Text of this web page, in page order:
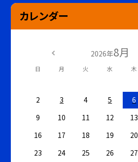
カレンダー
2026年8月
日 月 火 水 木
2
3 4 5 6
9
10 11 12 13
16
17 18 19 20
23
24 25 26 27